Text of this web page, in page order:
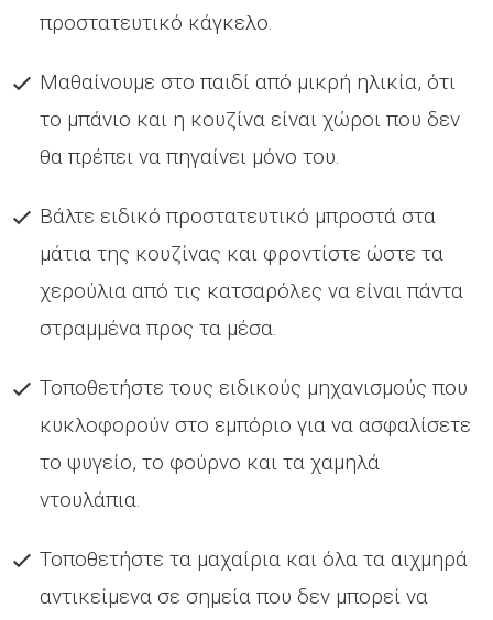
προστατευτικό κάγκελο.
Μαθαίνουμε στο παιδί από μικρή ηλικία, ότι
το μπάνιο και η κουζίνα είναι χώροι που δεν
θα πρέπει να πηγαίνει μόνο του.
Βάλτε ειδικό προστατευτικό μπροστά στα
μάτια της κουζίνας και φροντίστε ώστε τα
χερούλια από τις κατσαρόλες να είναι πάντα
στραμμένα προς τα μέσα.
Τοποθετήστε τους ειδικούς μηχανισμούς που
κυκλοφορούν στο εμπόριο για να ασφαλίσετε
το ψυγείο, το φούρνο και τα χαμηλά
ντουλάπια.
Τοποθετήστε τα μαχαίρια και όλα τα αιχμηρά
αντικείμενα σε σημεία που δεν μπορεί να